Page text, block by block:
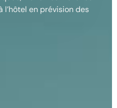
l’hôtel en prévision des